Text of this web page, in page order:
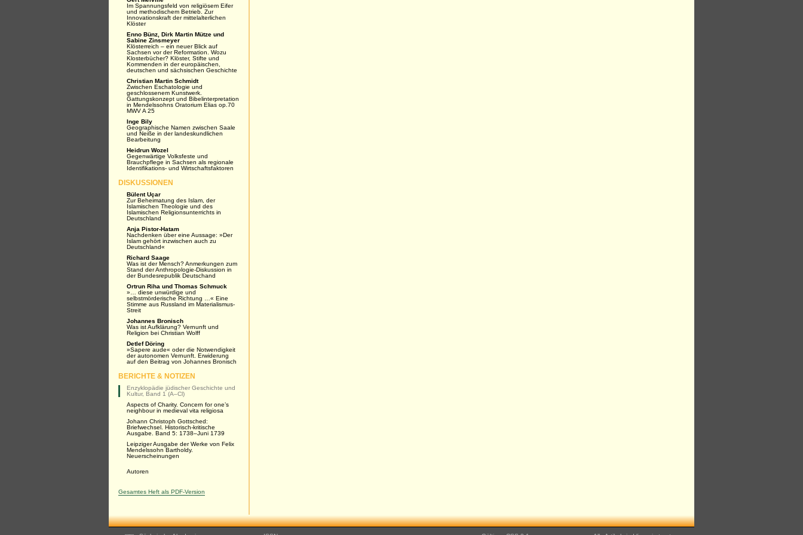
Im Spannungsfeld von religiösem Eifer
und methodischem Betrieb. Zur
Innovationskraft der mittelalterlichen
Klöster
Enno Bünz, Dirk Martin Mütze und
Sabine Zinsmeyer
Klösterreich – ein neuer Blick auf
Sachsen vor der Reformation. Wozu
Klosterbücher? Klöster, Stifte und
Kommenden in der europäischen,
deutschen und sächsischen Geschichte
Christian Martin Schmidt
Zwischen Eschatologie und
geschlossenem Kunstwerk.
Gattungskonzept und Bibelinterpretation
in Mendelssohns Oratorium Elias op.70
MWV A 25
Inge Bily
Geographische Namen zwischen Saale
und Neiße in der landeskundlichen
Bearbeitung
Heidrun Wozel
Gegenwärtige Volksfeste und
Brauchpflege in Sachsen als regionale
Identifikations- und Wirtschaftsfaktoren
DISKUSSIONEN
Bülent Uçar
Zur Beheimatung des Islam, der
Islamischen Theologie und des
Islamischen Religionsunterrichts in
Deutschland
Anja Pistor-Hatam
Nachdenken über eine Aussage: »Der
Islam gehört inzwischen auch zu
Deutschland«
Richard Saage
Was ist der Mensch? Anmerkungen zum
Stand der Anthropologie-Diskussion in
der Bundesrepublik Deutschand
Ortrun Riha und Thomas Schmuck
»… diese unwürdige und
selbstmörderische Richtung …« Eine
Stimme aus Russland im Materialismus-
Streit
Johannes Bronisch
Was ist Aufklärung? Vernunft und
Religion bei Christian Wolff
Detlef Döring
»Sapere aude« oder die Notwendigkeit
der autonomen Vernunft. Erwiderung
auf den Beitrag von Johannes Bronisch
BERICHTE & NOTIZEN
Enzyklopädie jüdischer Geschichte und
Kultur, Band 1 (A–Cl)
Aspects of Charity. Concern for one’s
neighbour in medieval vita religiosa
Johann Christoph Gottsched:
Briefwechsel. Historisch-kritische
Ausgabe. Band 5: 1738–Juni 1739
Leipziger Ausgabe der Werke von Felix
Mendelssohn Bartholdy.
Neuerscheinungen
Autoren
Gesamtes Heft als PDF-Version